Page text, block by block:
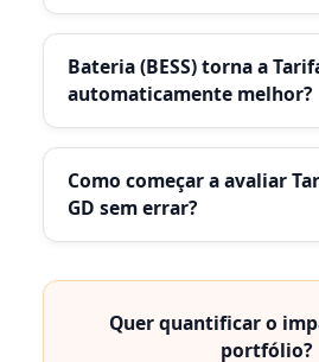
Bateria (BESS) torna a
automaticamente melhor?
Como começar a avaliar
GD sem errar?
Quer quantificar o
portfólio?